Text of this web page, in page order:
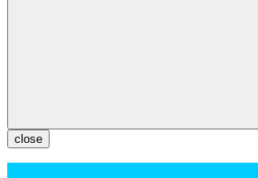
close